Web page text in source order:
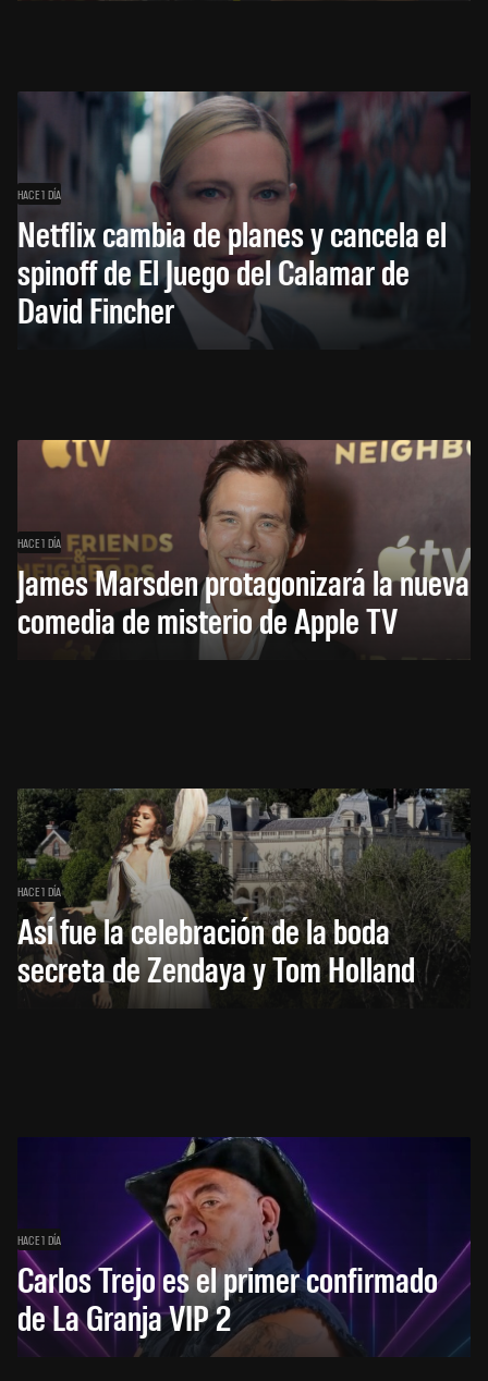
HACE 1 DÍA
Netflix cambia de planes y cancela el
spinoff de El Juego del Calamar de
David Fincher
HACE 1 DÍA
James Marsden protagonizará la nueva
comedia de misterio de Apple TV
HACE 1 DÍA
Así fue la celebración de la boda
secreta de Zendaya y Tom Holland
HACE 1 DÍA
Carlos Trejo es el primer confirmado
de La Granja VIP 2